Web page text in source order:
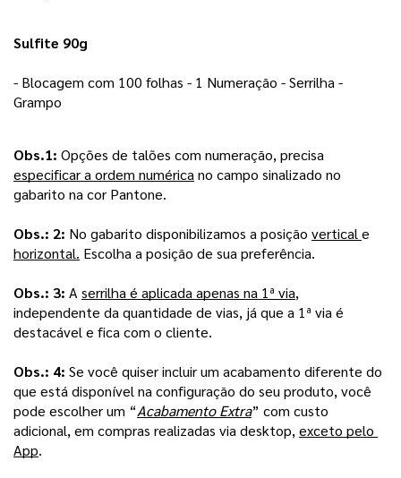
Sulfite 90g
- Blocagem com 100 folhas - 1 Numeração - Serrilha -
Grampo
Obs.1:
especificar a ordem numérica no campo sinalizado no
gabarito na cor Pantone.
Obs.: 2: No gabarito disponibilizamos a posição vertical
horizontal. Escolha a posição de sua preferência.
Obs.: 3: A serrilha é aplicada apenas na 1ª via,
independente da quantidade de vias, já que a 1ª via é
destacável e fica com o cliente.
Obs.: 4: Se você quiser incluir um acabamento diferente do
que está disponível na configuração do seu produto, você
pode escolher um “Acabamento Extra” com custo
adicional, em compras realizadas via desktop, exceto pelo
App.